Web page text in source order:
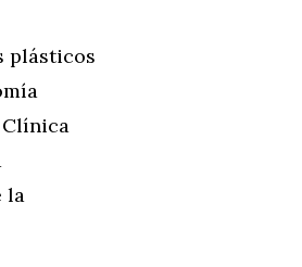
plásticos
Clínica
la